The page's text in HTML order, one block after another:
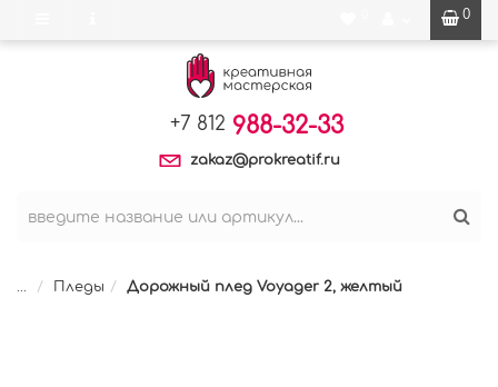
0
+7 812 988-32-33
zakaz@prokreatif.ru
... Пледы Дорожный плед Voyager 2, желтый